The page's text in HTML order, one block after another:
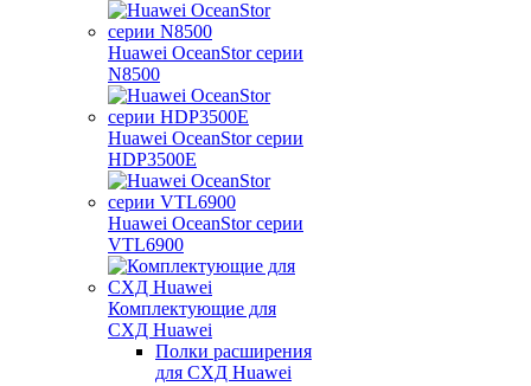
Huawei OceanStor серии
N8500
Huawei OceanStor серии
HDP3500E
Huawei OceanStor серии
VTL6900
Комплектующие для
СХД Huawei
Полки расширения
для СХД Huawei